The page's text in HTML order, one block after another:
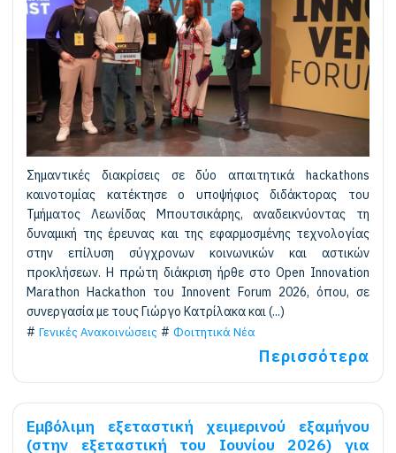
Σημαντικές διακρίσεις σε δύο απαιτητικά hackathons
καινοτομίας κατέκτησε ο υποψήφιος διδάκτορας του
Τμήματος Λεωνίδας Μπουτσικάρης, αναδεικνύοντας τη
δυναμική της έρευνας και της εφαρμοσμένης τεχνολογίας
στην επίλυση σύγχρονων κοινωνικών και αστικών
προκλήσεων. Η πρώτη διάκριση ήρθε στο Open Innovation
Marathon Hackathon του Innovent Forum 2026, όπου, σε
συνεργασία με τους Γιώργο Κατρίλακα και (...)
Γενικές Ανακοινώσεις
Φοιτητικά Νέα
Περισσότερα
Εμβόλιμη εξεταστική χειμερινού εξαμήνου
(στην εξεταστική του Ιουνίου 2026) για